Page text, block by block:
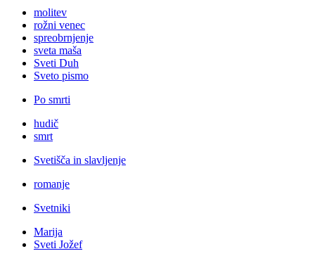
molitev
rožni venec
spreobrnjenje
sveta maša
Sveti Duh
Sveto pismo
Po smrti
hudič
smrt
Svetišča in slavljenje
romanje
Svetniki
Marija
Sveti Jožef